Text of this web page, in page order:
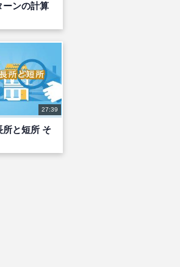
ーンの計算
27:39
所と短所 そ